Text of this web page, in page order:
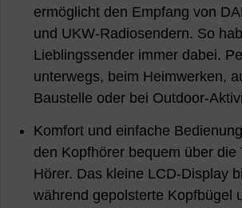
ermöglicht den Empfang von
und UKW-Radiosendern. So
Lieblingssender immer dabei.
unterwegs, beim Heimwerken,
Baustelle oder bei Outdoor-
Komfort und einfache
den Kopfhörer bequem über die
Hörer. Das kleine LCD-Display
während gepolsterte Kopfbügel